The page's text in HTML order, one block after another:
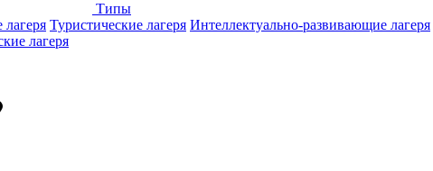
Типы
Туристические лагеря Интеллектуально-развивающие лагеря
лагеря